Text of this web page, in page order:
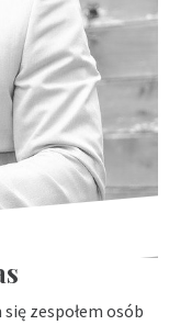
zespołem osób